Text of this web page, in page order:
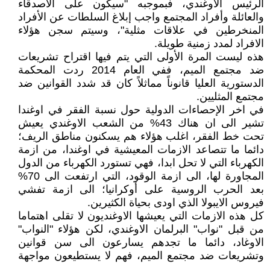
الرئيس الاوغندي، فبموجبه "سيكون على الأصدقاء
والعائلة وأفراد المجتمع واجب إبلاغ السلطات عن الأفراد
المنخرطين في علاقات مثلية"، وسيتم سجن هؤلاء
الافراد لمدد زمنية طويلة.
هذه ليست المرة الأولى التي يتم فيها اقتراح تشريعات
ضد مجتمع الميم، ففي العام 2014 ردت المحكمة
الدستورية العليا قانوناً مماثلاً كان قد شدد القوانين ضد
مجتمع المثليين.
في اخر الإحصاءات الدولية حول نسبة الفقر في اوغندا
تشير الى ان هناك 43% من الشعب الاوغندي يعيش
تحت خط الفقر، اغلب هؤلاء هم يسكنون مناطق الريف؛
دائما ما تتصاعد الازمات المعيشية في اوغندا، من ازمة
الكهرباء التي لا تحل ابدا، فهي تستورد الكهرباء من الدول
المجاورة لها، الى ازمة الوقود، التي ارتفعت الى 70%
بعد الحرب الروسية على أوكرانيا؛ الى ازمة تفشي
فيروس الايبولا الذي اودى بحياة الكثيرين.
كل هذه الازمات التي يعيشها الاوغنديون لا تقلى اهتماما
من قبل "نواب" البرلمان الاوغندي، لكن هؤلاء "النواب"
الاوغاد، دائما ما تجدهم يسارعون الى سن قوانين
وتشريعات ضد مجتمع الميم، فهم لا يستطيعون مواجهة